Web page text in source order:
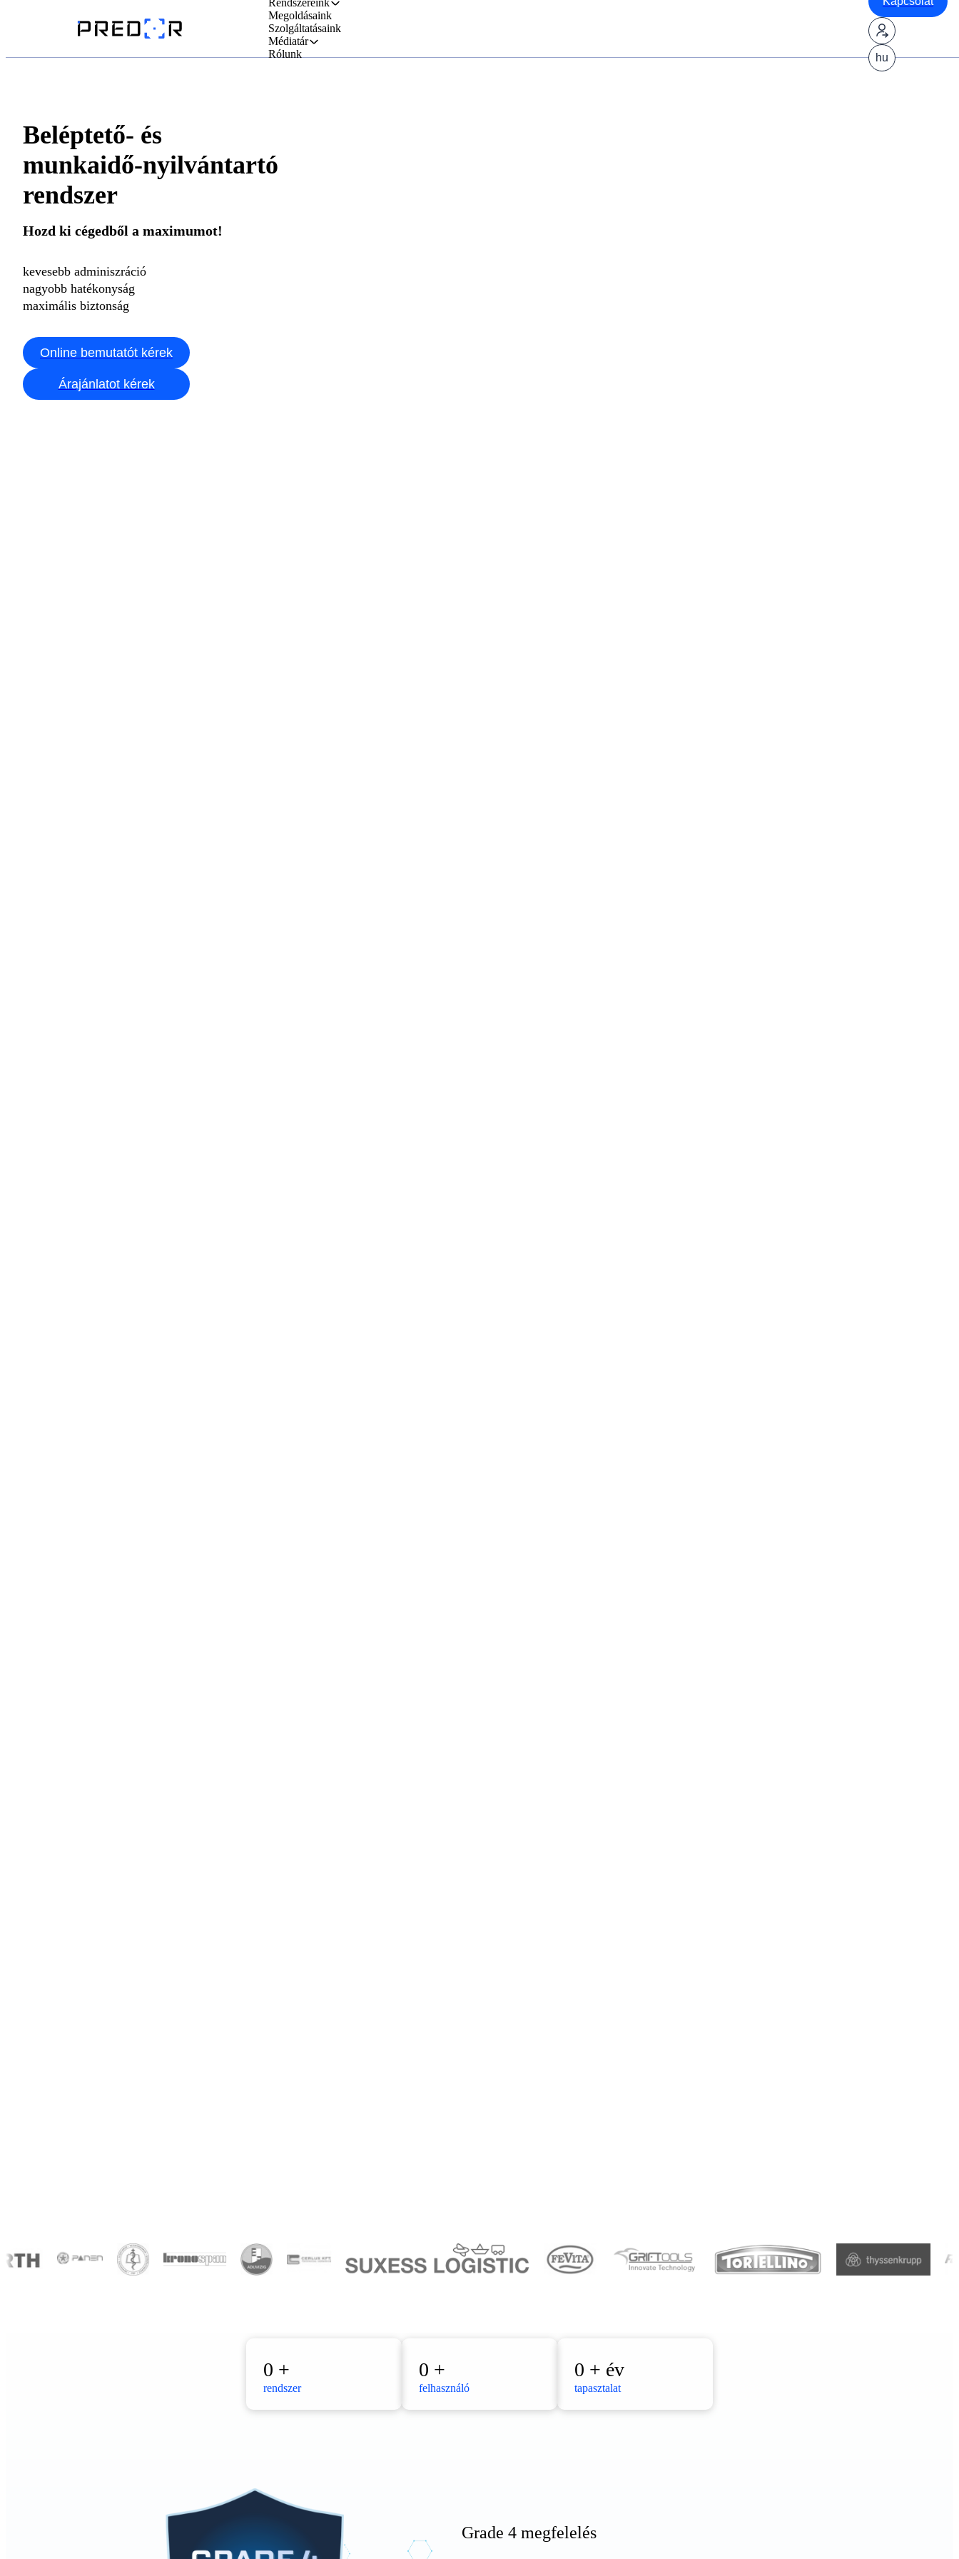
Rendszereink
Megoldásaink
Szolgáltatásaink
Médiatár
Rólunk
hu
Beléptető- és
munkaidő-nyilvántartó
rendszer
Hozd ki cégedből a maximumot!
kevesebb adminiszráció
nagyobb hatékonyság
maximális biztonság
Online bemutatót kérek
Árajánlatot kérek
0 +
rendszer
0 +
felhasználó
0 + év
tapasztalat
Grade 4 megfelelés